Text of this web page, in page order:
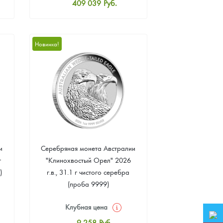
409 039 Руб.
384 869 Руб.
Новинка!
Серебряная монета Австралии
"Клинохвостый Орел" 2026
г.в., 31.1 г чистого серебра
(проба 9999)
Клубная цена